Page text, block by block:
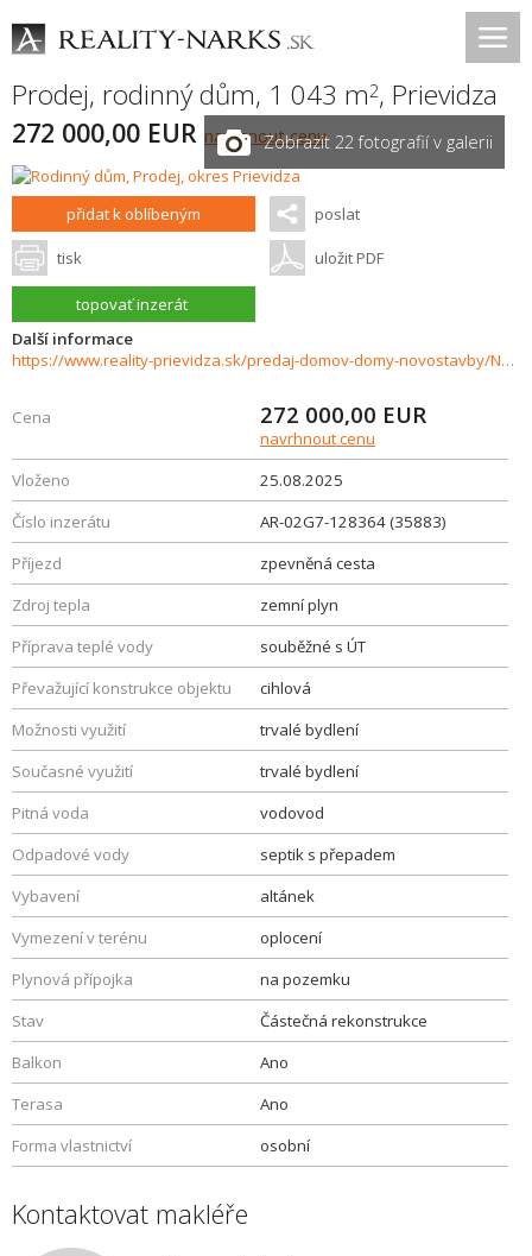
Prodej, rodinný dům, 1 043 m2, Prievidza
272 000,00 EUR navrhnout cenuZobrazit 22 fotografií v galerii
přidat k oblíbeným poslat
tisk uložit PDF
topovať inzerát
Další informace
https://www.reality-prievidza.sk/predaj-domov-domy-novostavby/Na-predaj-5izbovy-rodinny-dom-vo-Velkej-Lehotke-35883/?utm_source=areality&utm_medium=xml&utm_term=35883&utm_content=dom&utm_campaign=portaly
Cena 272 000,00 EUR
navrhnout cenu
Vloženo
25.08.2025
Číslo inzerátu
AR-02G7-128364 (35883)
Příjezd
zpevněná cesta
Zdroj tepla
zemní plyn
Příprava teplé vody
souběžné s ÚT
Převažující konstrukce objektu
cihlová
Možnosti využití
trvalé bydlení
Současné využití
trvalé bydlení
Pitná voda
vodovod
Odpadové vody
septik s přepadem
Vybavení
altánek
Vymezení v terénu
oplocení
Plynová přípojka
na pozemku
Stav
Částečná rekonstrukce
Balkon
Ano
Terasa
Ano
Forma vlastnictví
osobní
Kontaktovat makléře